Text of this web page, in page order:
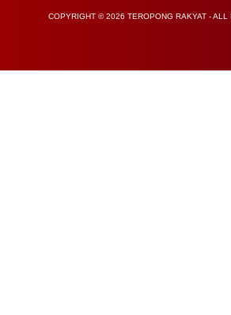
COPYRIGHT © 2026 TEROPONG RAKYAT - ALL